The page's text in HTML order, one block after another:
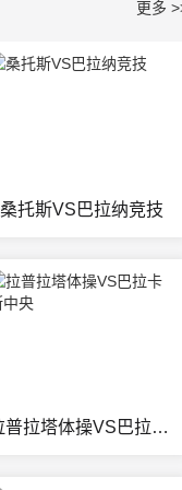
更多
桑托斯VS巴拉纳竞技
拉普拉塔体操VS巴拉卡斯中央